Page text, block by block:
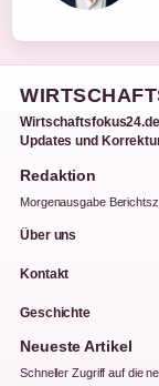
Updates und
Redaktion
Morgenausgabe
Über uns
Kontakt
Geschichte
Neueste Artikel
Schneller Zugriff auf die